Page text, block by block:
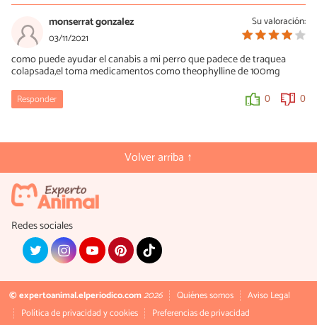
Su valoración:
monserrat gonzalez
03/11/2021
como puede ayudar el canabis a mi perro que padece de traquea
colapsada,el toma medicamentos como theophylline de 100mg
Responder 0 0
Volver arriba ↑
Redes sociales
© expertoanimal.elperiodico.com2026 Quiénes somos
Aviso Legal
Política de privacidad y cookies
Preferencias de privacidad